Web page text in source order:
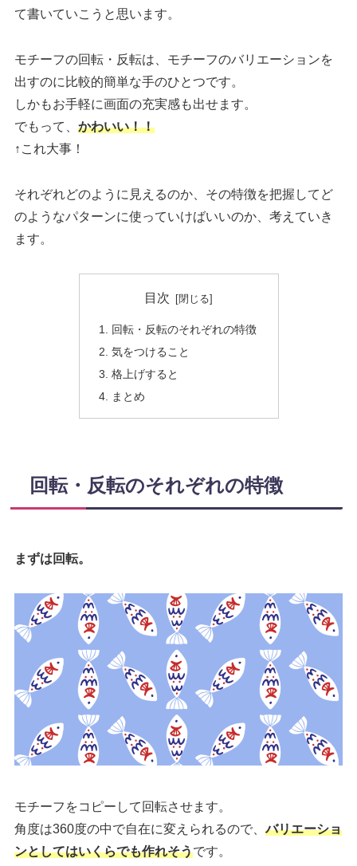
て書いていこうと思います。
モチーフの回転・反転は、モチーフのバリエーションを
出すのに比較的簡単な手のひとつです。
しかもお手軽に画面の充実感も出せます。
でもって、かわいい！！
↑これ大事！
それぞれどのように見えるのか、その特徴を把握してど
のようなパターンに使っていけばいいのか、考えていき
ます。
目次
回転・反転のそれぞれの特徴
気をつけること
格上げすると
まとめ
回転・反転のそれぞれの特徴
まずは回転。
モチーフをコピーして回転させます。
角度は360度の中で自在に変えられるので、バリエーショ
ンとしてはいくらでも作れそうです。